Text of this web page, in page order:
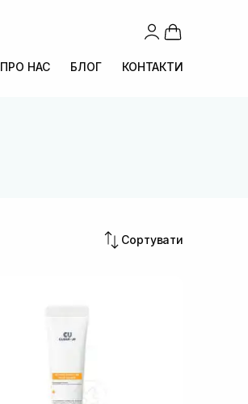
ПРО НАС БЛОГ КОНТАКТИ
Сортувати